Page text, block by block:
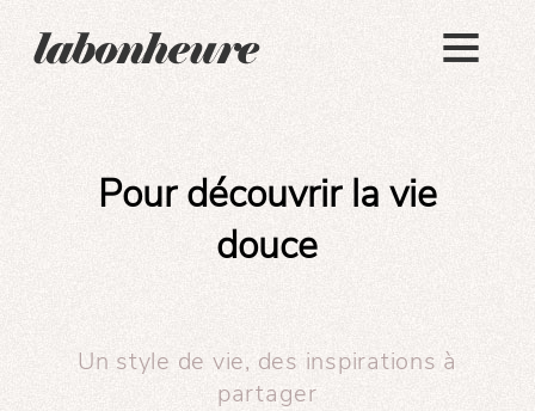
Pour découvrir la vie
douce
Un style de vie, des inspirations à
partager